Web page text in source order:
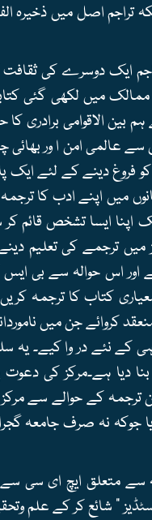
تراجم اصل میں ذخیرہ
ایک دوسرے کی
میں لکھی گئی
ہم بین الاقوامی برادری
سے عالمی امن ا ور
فروغ دینے کے لئے ایک
میں اپنے ادب کا
اپنا ایسا تشخص قائم
ترجمے کی تعلیم
اس حوالہ سے بی ایس
کتاب کا ترجمہ
کروائے جن میں
کے نئے در وا کیے۔
ہے۔مرکز کی دعوت
فن ترجمہ کے حوالے سے
جوکہ نہ صرف جامعہ
سے متعلق ایچ ای سی سے
" شائع کر کے علم